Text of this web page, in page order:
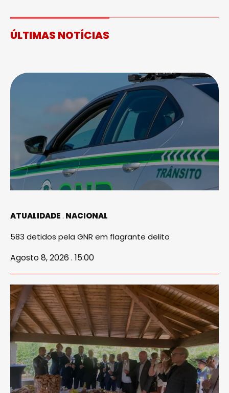
ÚLTIMAS NOTÍCIAS
ATUALIDADE NACIONAL
583 detidos pela GNR em flagrante delito
Agosto 8, 2026 . 15:00